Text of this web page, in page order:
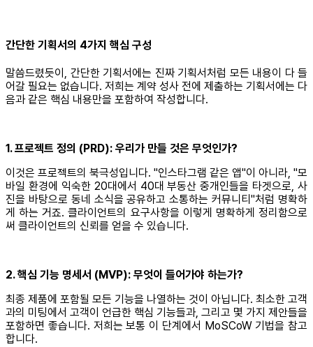
간단한 기획서의 4가지 핵심 구성
말씀드렸듯이, 간단한 기획서에는 진짜 기획서처럼 모든 내용이 다 들
어갈 필요는 없습니다. 저희는 계약 성사 전에 제출하는 기획서에는 다
음과 같은 핵심 내용만을 포함하여 작성합니다.
1. 프로젝트 정의 (PRD): 우리가 만들 것은 무엇인가?
이것은 프로젝트의 북극성입니다. "인스타그램 같은 앱"이 아니라, "모
바일 환경에 익숙한 20대에서 40대 부동산 중개인들을 타겟으로, 사
진을 바탕으로 동네 소식을 공유하고 소통하는 커뮤니티"처럼 명확하
게 하는 거죠. 클라이언트의 요구사항을 이렇게 명확하게 정리함으로
써 클라이언트의 신뢰를 얻을 수 있습니다.
2. 핵심 기능 명세서 (MVP): 무엇이 들어가야 하는가?
최종 제품에 포함될 모든 기능을 나열하는 것이 아닙니다. 최소한 고객
과의 미팅에서 고객이 언급한 핵심 기능들과, 그리고 몇 가지 제안들을
포함하면 좋습니다. 저희는 보통 이 단계에서 MoSCoW 기법을 참고
합니다.